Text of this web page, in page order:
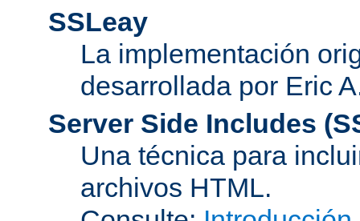
SSLeay
La implementación
desarrollada por Eric
Server Side Includes
Una técnica para
archivos HTML.